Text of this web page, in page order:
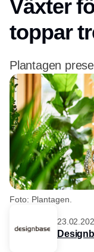
Växter
toppar
Plantagen
Foto: Plantagen.